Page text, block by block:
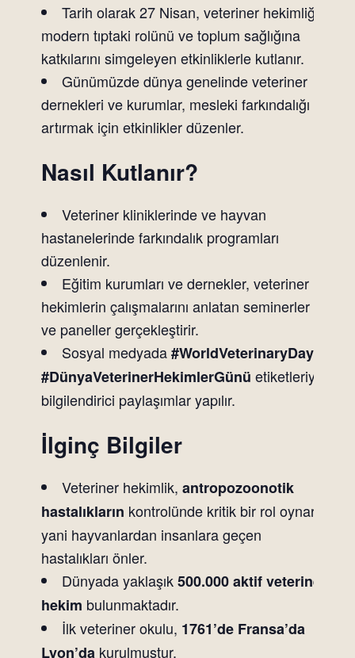
Tarih olarak 27 Nisan, veteriner hekimliğin
modern tıptaki rolünü ve toplum sağlığına
katkılarını simgeleyen etkinliklerle kutlanır.
Günümüzde dünya genelinde veteriner
dernekleri ve kurumlar, mesleki farkındalığı
artırmak için etkinlikler düzenler.
Nasıl Kutlanır?
Veteriner kliniklerinde ve hayvan
hastanelerinde farkındalık programları
düzenlenir.
Eğitim kurumları ve dernekler, veteriner
hekimlerin çalışmalarını anlatan seminerler
ve paneller gerçekleştirir.
Sosyal medyada#WorldVeterinaryDay
#DünyaVeterinerHekimlerGünü etiketleriyle
bilgilendirici paylaşımlar yapılır.
İlginç Bilgiler
Veteriner hekimlik, antropozoonotik
hastalıkların kontrolünde kritik bir rol oynar;
yani hayvanlardan insanlara geçen
hastalıkları önler.
Dünyada yaklaşık500.000 aktif veteriner
hekim bulunmaktadır.
İlk veteriner okulu, 1761’de Fransa’da
Lyon’da kurulmuştur.